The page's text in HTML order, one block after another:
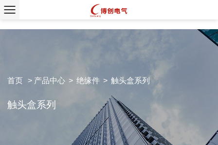
首页 > 产品中心 > 绝缘件 > 触头盒系列
触头盒系列